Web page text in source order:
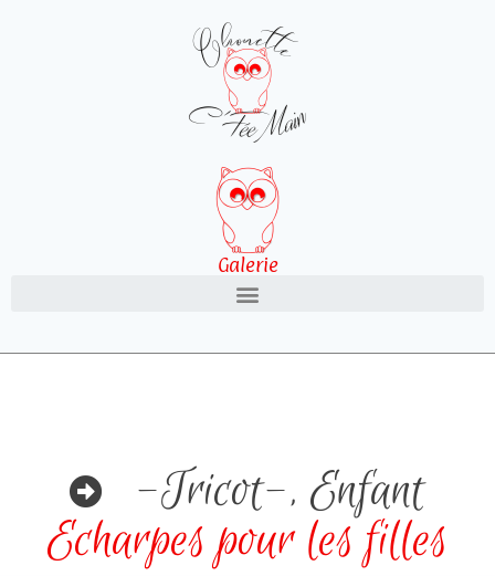
Galerie
-Tricot-, Enfant
Echarpes pour les filles